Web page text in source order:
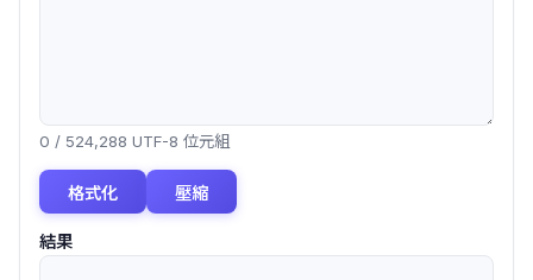
0 / 524,288 UTF-8 位元組
格式化 壓縮
結果